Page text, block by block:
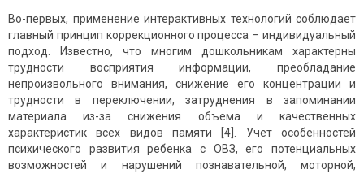
Во-первых, применение интерактивных технологий соблюдает
главный принцип коррекционного процесса – индивидуальный
подход. Известно, что многим дошкольникам характерны
трудности восприятия информации, преобладание
непроизвольного внимания, снижение его концентрации и
трудности в переключении, затруднения в запоминании
материала из-за снижения объема и качественных
характеристик всех видов памяти [4]. Учет особенностей
психического развития ребенка с ОВЗ, его потенциальных
возможностей и нарушений познавательной, моторной,